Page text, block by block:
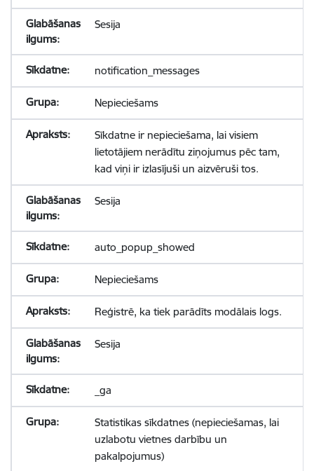
Sesija
notification_messages
Nepieciešams
Sīkdatne ir nepieciešama, lai visiem
lietotājiem nerādītu ziņojumus pēc tam,
kad viņi ir izlasījuši un aizvēruši tos.
Sesija
auto_popup_showed
Nepieciešams
Reģistrē, ka tiek parādīts modālais logs.
Sesija
_ga
Statistikas sīkdatnes (nepieciešamas, lai
uzlabotu vietnes darbību un
pakalpojumus)